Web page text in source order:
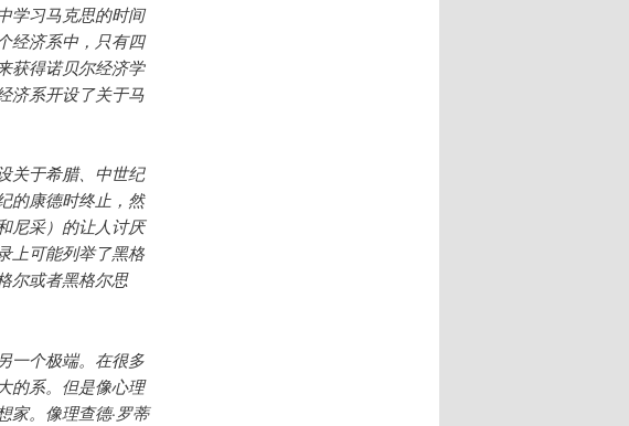
学习马克思的时间
经济系中，只有四
获得诺贝尔经济学
济系开设了关于马
于希腊、中世纪
的康德时终止，然
尼采）的让人讨厌
上可能列举了黑格
尔或者黑格尔思
个极端。在很多
的系。但是像心理
家。像理查德·罗蒂